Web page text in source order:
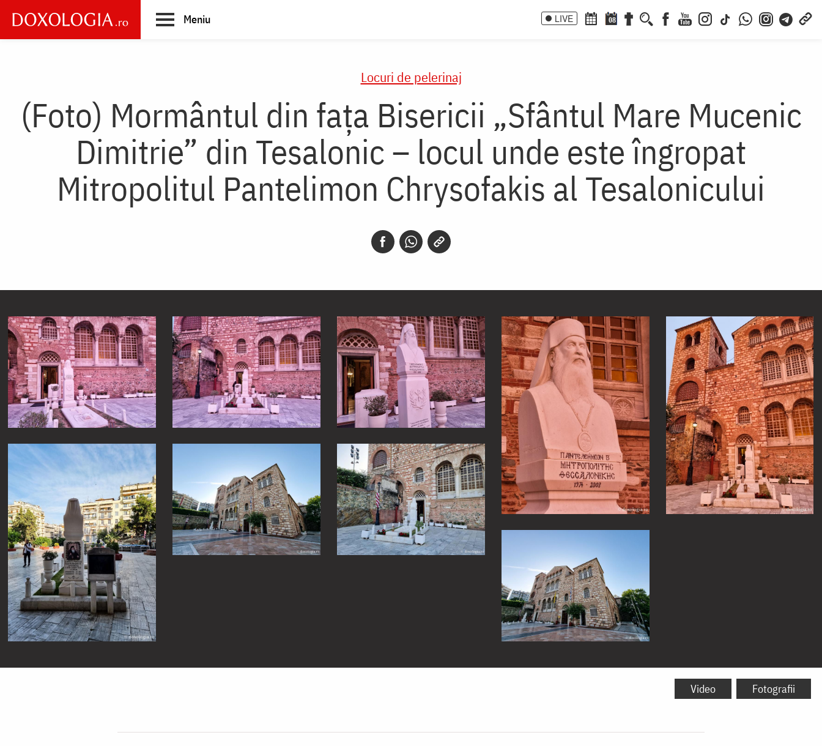
main
Meniu LIVE 08
Locuri de pelerinaj
(Foto) Mormântul din fața Bisericii „Sfântul Mare Mucenic
Dimitrie” din Tesalonic – locul unde este îngropat
Mitropolitul Pantelimon Chrysofakis al Tesalonicului
Video Fotografii